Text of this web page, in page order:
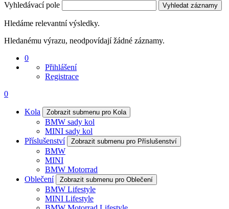
Vyhledávací pole Vyhledat záznamy
Hledáme relevantní výsledky.
Hledanému výrazu, neodpovídají žádné záznamy.
0
Přihlášení
Registrace
0
Kola Zobrazit submenu pro Kola
BMW sady kol
MINI sady kol
Příslušenství
Zobrazit submenu pro Příslušenství
BMW
MINI
BMW Motorrad
Oblečení
Zobrazit submenu pro Oblečení
BMW Lifestyle
MINI Lifestyle